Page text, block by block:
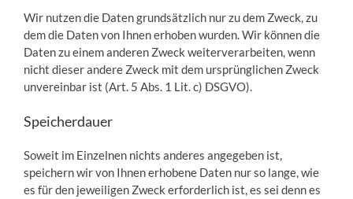
Wir nutzen die Daten grundsätzlich nur zu dem Zweck, zu
dem die Daten von Ihnen erhoben wurden. Wir können die
Daten zu einem anderen Zweck weiterverarbeiten, wenn
nicht dieser andere Zweck mit dem ursprünglichen Zweck
unvereinbar ist (Art. 5 Abs. 1 Lit. c) DSGVO).
Speicherdauer
Soweit im Einzelnen nichts anderes angegeben ist,
speichern wir von Ihnen erhobene Daten nur so lange, wie
es für den jeweiligen Zweck erforderlich ist, es sei denn es